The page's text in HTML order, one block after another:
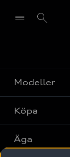
Modeller
Alla modeller
Elbilar
Köpa
Äga